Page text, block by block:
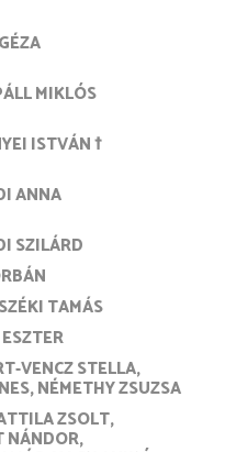
MIKLÓS
ISTVÁN †
ANNA
SZILÁRD
TAMÁS
VENCZ STELLA
NÉMETHY ZSUZSA
ZSOLT
NÁNDOR